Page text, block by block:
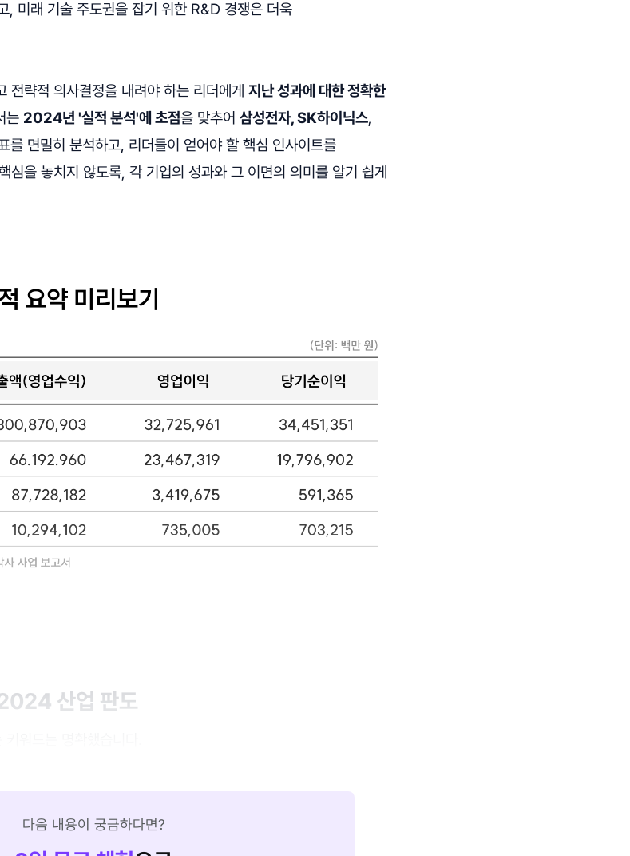
, 미래 기술 주도권을 잡기 위한 R&D 경쟁은 더욱
전략적 의사결정을 내려야 하는 리더에게 지난 성과에 대한 정확한
는 2024년 '실적 분석'에 초점을 맞추어 삼성전자, SK하이닉스,
를 면밀히 분석하고, 리더들이 얻어야 할 핵심 인사이트를
심을 놓치지 않도록, 각 기업의 성과와 그 이면의 의미를 알기 쉽게
산업 판도
다음 내용이 궁금하다면?